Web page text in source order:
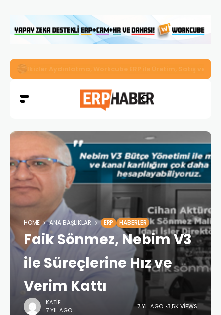
İkizler Aydınlatma, Workcube ERP ile Üretim, Satış ve
HOME ANA BAŞLIKLAR ERP HABERLER
Faik Sönmez, Nebim V3
ile Süreçlerine Hız ve
Verim Kattı
KATIE
7 YIL AGO
7 YIL AGO 3,5K VIEWS